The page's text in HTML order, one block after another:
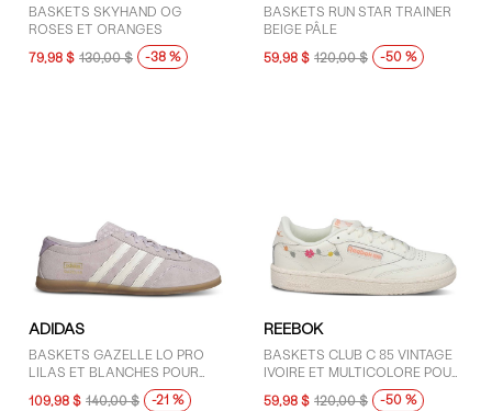
COULEUR
Blanc (14)
Noir (16)
Rose (6)
Vert (6)
BASKETS SKYHAND OG
ROSES ET ORANGES
79,98 $ 130,00 $ -38 %
BASKETS RUN STAR TRAINER
BEIGE PÂLE
59,98 $ 120,00 $ -50 %
ADIDAS
BASKETS GAZELLE LO PRO
LILAS ET BLANCHES POUR
FEMMES
109,98 $ 140,00 $ -21 %
REEBOK
BASKETS CLUB C 85 VINTAGE
IVOIRE ET MULTICOLORE POUR
FEMMES
59,98 $ 120,00 $ -50 %